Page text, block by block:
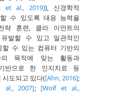
et al., 2019]), 신경학적
수 있도록 대응 능력을
략 훈련, 클라 이언트의
발할 수 있고 일관적인
할 수 있는 컴퓨터 기반의
의 목적에 맞는 활동과
반으로 한 인지치료 등
시도되고 있다([Ahn, 2016];
al., 2007]; [Wolf et al.,